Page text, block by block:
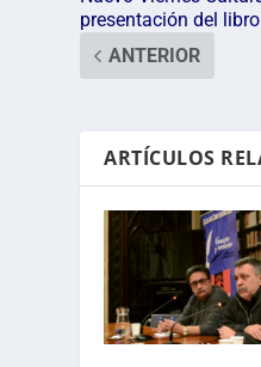
presentación del
ANTERIOR
ARTÍCULOS